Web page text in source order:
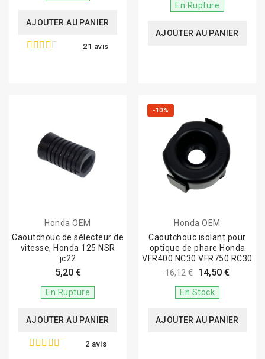
AJOUTER AU PANIER
21 avis
En Rupture
AJOUTER AU PANIER
Honda OEM
Caoutchouc de sélecteur de
vitesse, Honda 125 NSR
jc22
5,20 €
En Rupture
AJOUTER AU PANIER
2 avis
-10%
Honda OEM
Caoutchouc isolant pour
optique de phare Honda
VFR400 NC30 VFR750 RC30
16,12 € 14,50 €
En Stock
AJOUTER AU PANIER